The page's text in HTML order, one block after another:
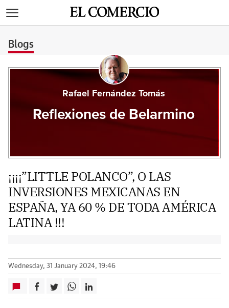
Blogs
Rafael Fernández Tomás
Reflexiones de Belarmino
¡¡¡¡”LITTLE POLANCO”, O LAS
INVERSIONES MEXICANAS EN
ESPAÑA, YA 60 % DE TODA AMÉRICA
LATINA !!!
Wednesday, 31 January 2024, 19:46